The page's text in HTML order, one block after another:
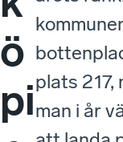
ö
piplats 217,
man i år